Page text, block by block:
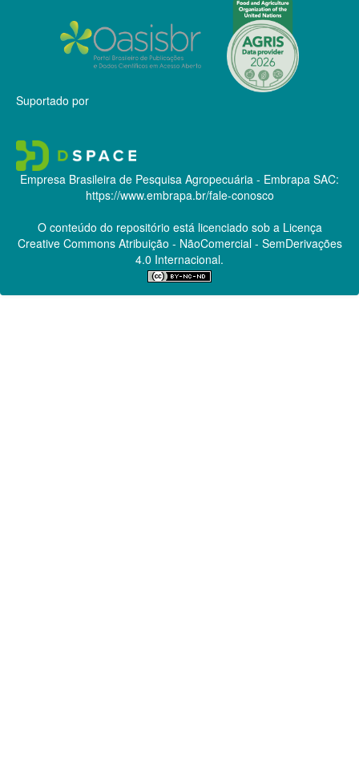
Suportado por
Empresa Brasileira de Pesquisa Agropecuária - Embrapa SAC:
https://www.embrapa.br/fale-conosco
O conteúdo do repositório está licenciado sob a Licença
Creative CommonsAtribuição - NãoComercial - SemDerivações
4.0 Internacional.